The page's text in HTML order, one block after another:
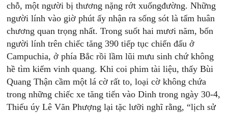
chỗ, một người bị thương nặng rớt xuốngđường. Những
người lính vào giờ phút ấy nhận ra sống sót là tấm huân
chương quan trọng nhất. Trong suốt hai mươi năm, bốn
người lính trên chiếc tăng 390 tiếp tục chiến đấu ở
Campuchia, ở phía Bắc rồi lầm lũi mưu sinh chứ không
hề tìm kiếm vinh quang. Khi coi phim tài liệu, thấy Bùi
Quang Thận cầm một lá cờ rất to, loại cờ không chứa
trong những chiếc xe tăng tiến vào Dinh trong ngày 30-4,
Thiếu úy Lê Văn Phượng lại tặc lưỡi nghĩ rằng, “lịch sử